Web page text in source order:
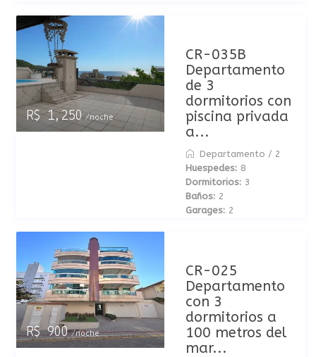
R$ 1,250/noche
CR-035B
Departamento
de 3
dormitorios con
piscina privada
a...
Departamento / 2
Huespedes: 8
Dormitorios: 3
Baños: 2
Garages: 2
R$ 900/noche
CR-025
Departamento
con 3
dormitorios a
100 metros del
mar...